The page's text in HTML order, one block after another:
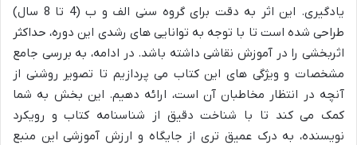
یادگیری. این اثر به دقت برای گروه سنی الف و ب (4 تا 8 سال)
طراحی شده است تا با توجه به توانایی های رشدی این دوره، حداکثر
اثربخشی را در آموزش نقاشی داشته باشد. در ادامه، به بررسی جامع
مشخصات و ویژگی های این کتاب می پردازیم تا تصویر روشنی از
آنچه در انتظار مخاطبان آن است، ارائه دهیم. این بخش به شما
کمک می کند تا با شناخت دقیق از شناسنامه کتاب و رویکرد
نویسنده، به درک عمیق تری از جایگاه و ارزش آموزشی این منبع